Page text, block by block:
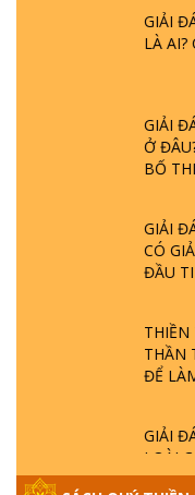
GIẢI
LÀ AI?
GIẢI
Ở
BỐ
GIẢI
CÓ
ĐẦU
THIỀN
THẦN
ĐỂ
GIẢI
LOÀI